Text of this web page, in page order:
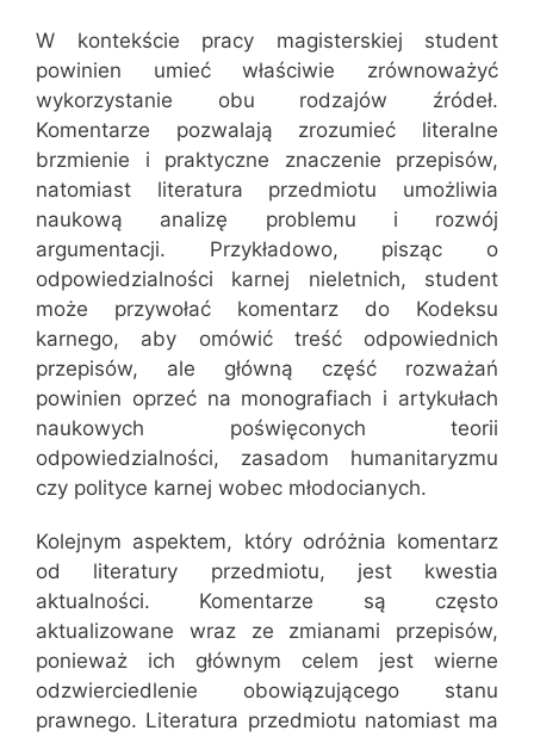
W kontekście pracy magisterskiej student
powinien umieć właściwie zrównoważyć
wykorzystanie obu rodzajów źródeł.
Komentarze pozwalają zrozumieć literalne
brzmienie i praktyczne znaczenie przepisów,
natomiast literatura przedmiotu umożliwia
naukową analizę problemu i rozwój
argumentacji. Przykładowo, pisząc o
odpowiedzialności karnej nieletnich, student
może przywołać komentarz do Kodeksu
karnego, aby omówić treść odpowiednich
przepisów, ale główną część rozważań
powinien oprzeć na monografiach i artykułach
naukowych poświęconych teorii
odpowiedzialności, zasadom humanitaryzmu
czy polityce karnej wobec młodocianych.
Kolejnym aspektem, który odróżnia komentarz
od literatury przedmiotu, jest kwestia
aktualności. Komentarze są często
aktualizowane wraz ze zmianami przepisów,
ponieważ ich głównym celem jest wierne
odzwierciedlenie obowiązującego stanu
prawnego. Literatura przedmiotu natomiast ma